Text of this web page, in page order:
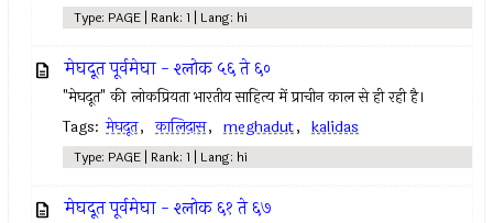
Type: PAGE | Rank: 1 | Lang: hi
मेघदूत पूर्वमेघा - श्लोक ५६ ते ६०
"मेघदूत" की लोकप्रियता भारतीय साहित्य में प्राचीन काल से ही रही है।
Tags: मेघदूत, कालिदास, meghadut, kalidas
Type: PAGE | Rank: 1 | Lang: hi
मेघदूत पूर्वमेघा - श्लोक ६१ ते ६७